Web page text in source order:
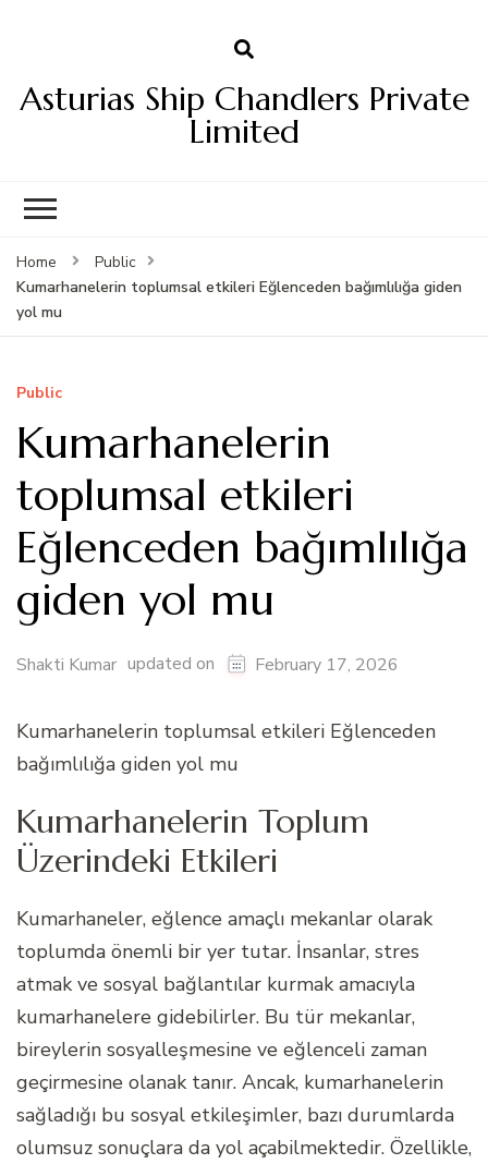
Asturias Ship Chandlers Private
Limited
Home
Public
Kumarhanelerin toplumsal etkileri Eğlenceden bağımlılığa giden
yol mu
Public
Kumarhanelerin
toplumsal etkileri
Eğlenceden bağımlılığa
giden yol mu
Shakti Kumar updated on February 17, 2026
Kumarhanelerin toplumsal etkileri Eğlenceden
bağımlılığa giden yol mu
Kumarhanelerin Toplum
Üzerindeki Etkileri
Kumarhaneler, eğlence amaçlı mekanlar olarak
toplumda önemli bir yer tutar. İnsanlar, stres
atmak ve sosyal bağlantılar kurmak amacıyla
kumarhanelere gidebilirler. Bu tür mekanlar,
bireylerin sosyalleşmesine ve eğlenceli zaman
geçirmesine olanak tanır. Ancak, kumarhanelerin
sağladığı bu sosyal etkileşimler, bazı durumlarda
olumsuz sonuçlara da yol açabilmektedir. Özellikle,